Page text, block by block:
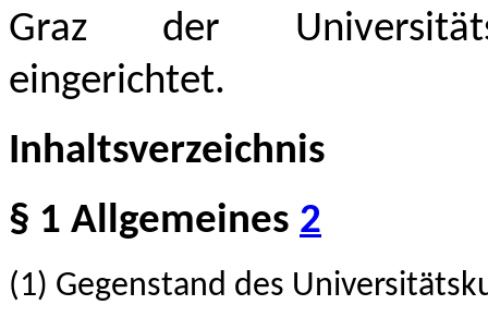
Graz der
eingerichtet.
Inhaltsverzeichnis
§ 1 Allgemeines 2
(1) Gegenstand des